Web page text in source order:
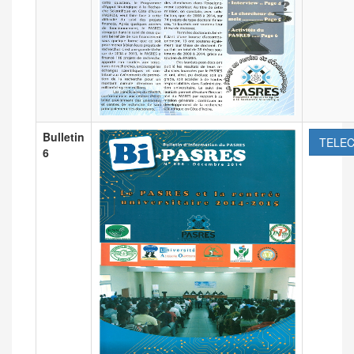
Bulletin
6